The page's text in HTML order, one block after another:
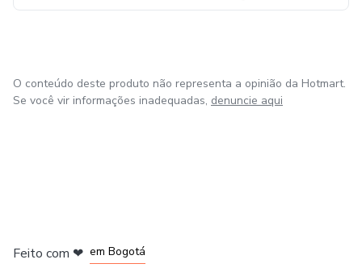
O conteúdo deste produto não representa a opinião da Hotmart.
Se você vir informações inadequadas, denuncie aqui
Feito com ❤ em Bogotá